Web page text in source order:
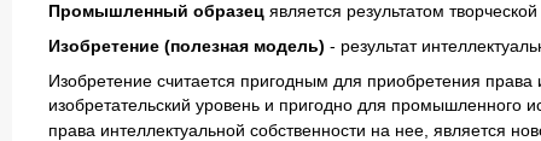
Промышленный образец является результатом
Изобретение (полезная модель) - результат
Изобретение считается пригодным для приобретения
изобретательский уровень и пригодно для промышленного
права интеллектуальной собственности на нее, является